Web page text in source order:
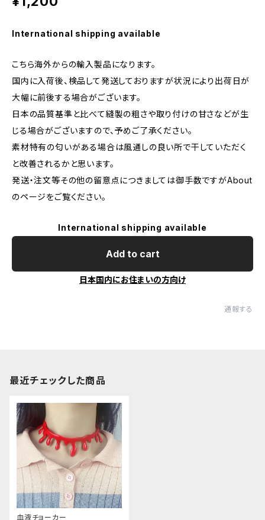
International shipping available
こちら海外からの輸入製品になります。
国内に入荷後、検品して発送しておりますが状況により出荷日が
大幅に前後する場合がございます。
日本の品質基準と比べて縫製の粗さや取り付けの甘さなどが生
じる場合がございますので、予めご了承ください。
素材特有の匂いがある場合は風通しの良い所で干していただく
と改善されるかと思います。
発送・注文等その他の留意点につきましては御手数ですがAbout
のページをご覧ください。
International shipping available
Add to cart
日本国内にお住まいの方向け
通報する
最近チェックした商品
血液チョーカー